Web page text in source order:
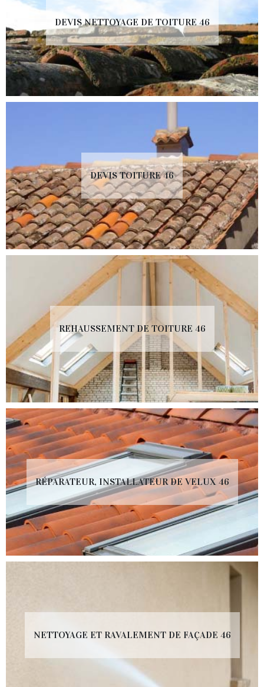
DEVIS NETTOYAGE DE TOITURE 46
DEVIS TOITURE 46
REHAUSSEMENT DE TOITURE 46
RÉPARATEUR, INSTALLATEUR DE VELUX 46
NETTOYAGE ET RAVALEMENT DE FAÇADE 46